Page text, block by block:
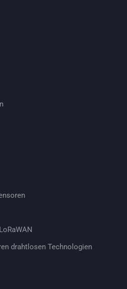
drahtlosen Technologien